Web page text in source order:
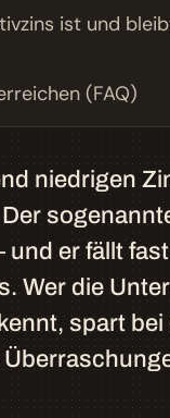
ist und
(FAQ)
niedrigen
er fällt
Wer die
spart